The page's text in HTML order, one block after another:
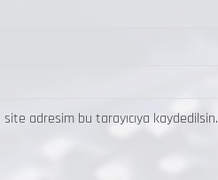
adresim bu tarayıcıya kaydedilsin.